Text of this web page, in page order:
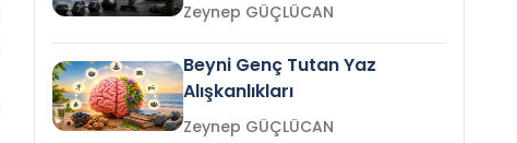
Zeynep GÜÇLÜCAN
Beyni Genç Tutan Yaz
Alışkanlıkları
Zeynep GÜÇLÜCAN